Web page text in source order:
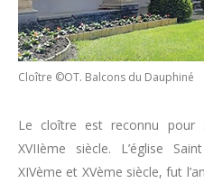
Cloître ©OT. Balcons du Dauphiné
Le cloître est reconnu pour
XVIIème siècle. L’église
XIVème et XVème siècle, fut